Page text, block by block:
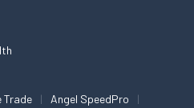
Trade
Angel SpeedPro